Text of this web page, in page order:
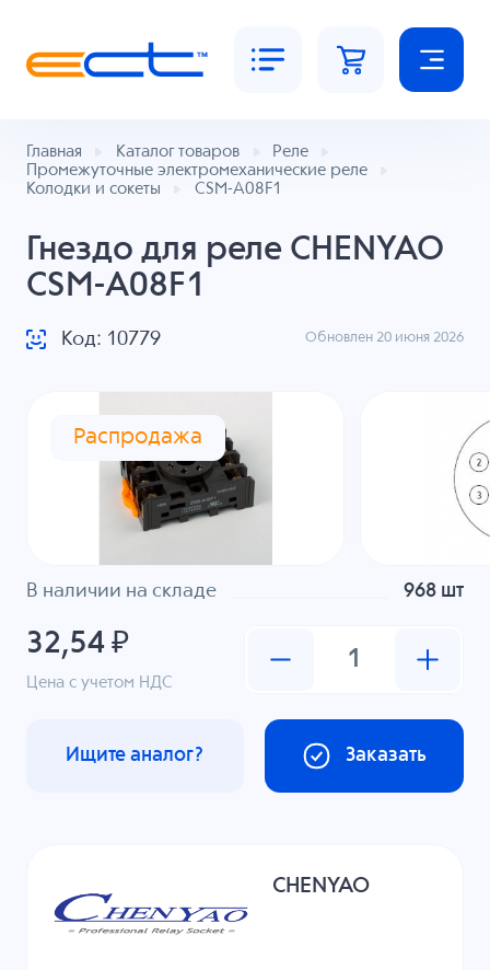
Главная Каталог товаров
Реле
Промежуточные электромеханические реле
Колодки и сокеты
CSM-A08F1
Гнездо для реле CHENYAO
CSM-A08F1
Код: 10779 Обновлен 20 июня 2026
Распродажа
В наличии на складе 968 шт
32,54 ₽
Цена с учетом НДС
Заказать
Ищите аналог?
CHENYAO